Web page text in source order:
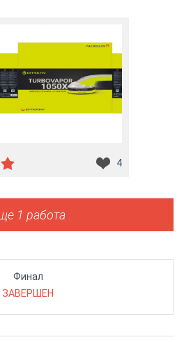
4
1 работа
Финал
ЗАВЕРШЕН